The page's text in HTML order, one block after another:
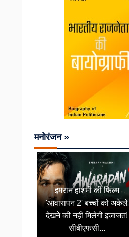
मनोरंजन »
इमरान हाशमी की फिल्म
'आवारापन 2' बच्चों को अकेले
देखने की नहीं मिलेगी इजाजत!
सीबीएफसी...